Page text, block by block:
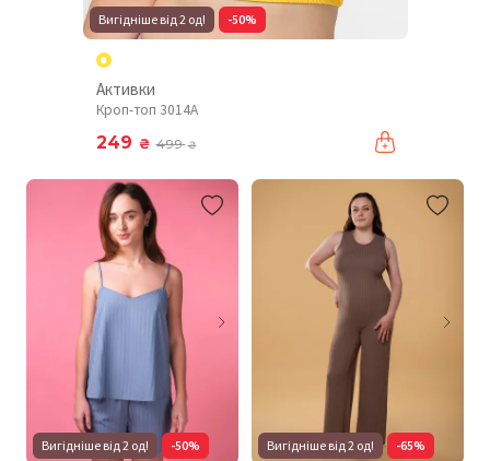
Вигідніше від 2 од! -50%
Активки
Кроп-топ 3014A
249 ₴ 499₴
Вигідніше від 2 од! -50% Вигідніше від 2 од! -65%